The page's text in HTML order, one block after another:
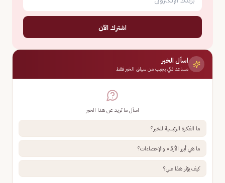
اشترك الآن
اسأل الخبر
مساعد ذكي يجيب من سياق الخبر فقط
اسأل ما تريد عن هذا الخبر
ما الفكرة الرئيسية للخبر؟
ما هي أبرز الأرقام والإحصاءات؟
كيف يؤثر هذا علي؟